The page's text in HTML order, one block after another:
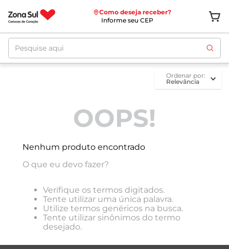
Como deseja receber?
Informe seu CEP
Pesquise aqui
ordenar por
Relevância
OOPS!
Nenhum produto encontrado
O que eu devo fazer?
Verifique os termos digitados.
Tente utilizar uma única palavra.
Utilize termos genéricos na busca.
Tente utilizar sinônimos do termo
desejado.